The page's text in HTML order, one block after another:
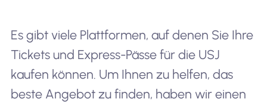
Es gibt viele Plattformen, auf denen Sie Ihre
Tickets und Express-Pässe für die USJ
kaufen können. Um Ihnen zu helfen, das
beste Angebot zu finden, haben wir einen